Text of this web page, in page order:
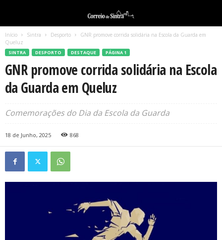
Início Sintra Desporto
GNR promove corrida solidária na Escola da Guarda em
Queluz
SINTRA DESPORTO DESTAQUE PÁGINA 1
GNR promove corrida solidária na Escola
da Guarda em Queluz
Comemorações do Dia da Escola da Guarda
18 de Junho, 2025 868